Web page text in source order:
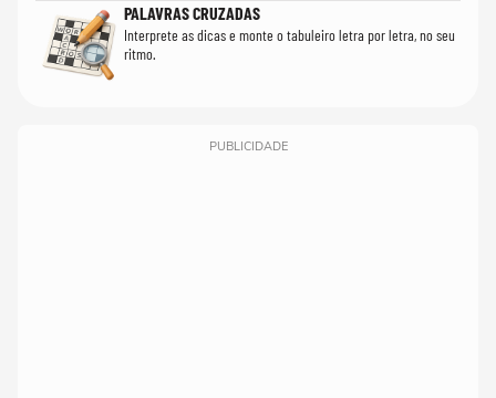
PALAVRAS CRUZADAS
Interprete as dicas e monte o tabuleiro letra por letra, no seu
ritmo.
PUBLICIDADE